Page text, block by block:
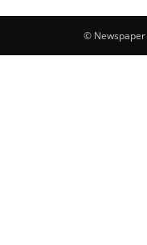
© Newspaper